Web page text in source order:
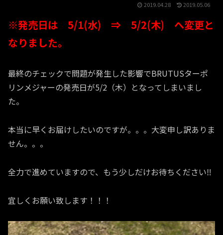
2019.04.28 2019.05.06
※発売日は 5/1(水) ⇒ 5/2(木) へ変更と
なりました。
最終のチェックで問題が発生した影響でBRUTUSターポ
リンメジャーの発売日が5/2（木）となってしまいまし
た。
本当に早くお届けしたいのですが。。。大変申し訳ありま
せん。。。
全力で進めていますので、もう少しだけお待ちください‼️
宜しくお願い致します！！！